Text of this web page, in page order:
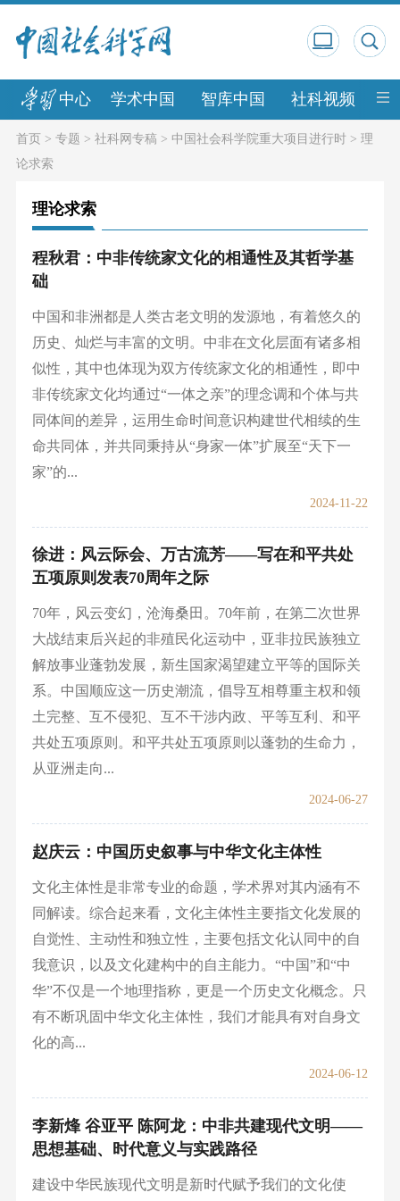
中心 学术中国 智库中国 社科视频 中
首页> 专题 > 社科网专稿> 中国社会科学院重大项目进行时> 理
论求索
理论求索
程秋君：中非传统家文化的相通性及其哲学基
础
中国和非洲都是人类古老文明的发源地，有着悠久的
历史、灿烂与丰富的文明。中非在文化层面有诸多相
似性，其中也体现为双方传统家文化的相通性，即中
非传统家文化均通过“一体之亲”的理念调和个体与共
同体间的差异，运用生命时间意识构建世代相续的生
命共同体，并共同秉持从“身家一体”扩展至“天下一
家”的...
2024-11-22
徐进：风云际会、万古流芳——写在和平共处
五项原则发表70周年之际
70年，风云变幻，沧海桑田。70年前，在第二次世界
大战结束后兴起的非殖民化运动中，亚非拉民族独立
解放事业蓬勃发展，新生国家渴望建立平等的国际关
系。中国顺应这一历史潮流，倡导互相尊重主权和领
土完整、互不侵犯、互不干涉内政、平等互利、和平
共处五项原则。和平共处五项原则以蓬勃的生命力，
从亚洲走向...
2024-06-27
赵庆云：中国历史叙事与中华文化主体性
文化主体性是非常专业的命题，学术界对其内涵有不
同解读。综合起来看，文化主体性主要指文化发展的
自觉性、主动性和独立性，主要包括文化认同中的自
我意识，以及文化建构中的自主能力。“中国”和“中
华”不仅是一个地理指称，更是一个历史文化概念。只
有不断巩固中华文化主体性，我们才能具有对自身文
化的高...
2024-06-12
李新烽 谷亚平 陈阿龙：中非共建现代文明——
思想基础、时代意义与实践路径
建设中华民族现代文明是新时代赋予我们的文化使